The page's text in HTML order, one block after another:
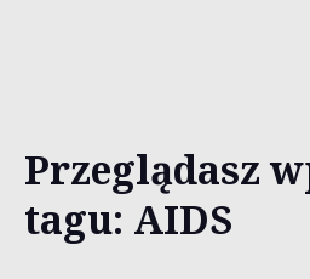
Przeglądasz
tagu: AIDS